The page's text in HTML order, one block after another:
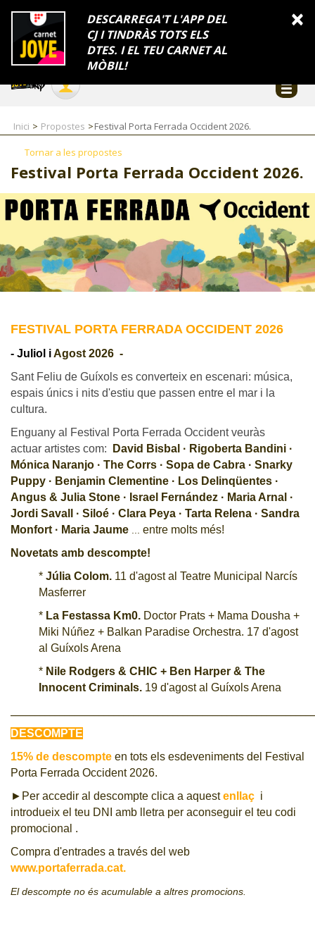
×
DESCARREGA'T L'APP DEL
CJ I TINDRÀS TOTS ELS
DTES. I EL TEU CARNET AL
MÒBIL!
Català
Temes
Serveis Generalitat Catalunya Seu electrònica
FES-TE EL CJ
COL·LABORADORS
CONTACTE
CJ ADOLESCENTS
CJ EMANCIPACIÓ
CJ SALUT
CJ LOCAL
T'INTERESSA #SOMJOVES
Inici Propostes Festival Porta Ferrada Occident 2026.
Tornar a les propostes
Festival Porta Ferrada Occident 2026.
FESTIVAL PORTA FERRADA OCCIDENT 2026
- Juliol iAgost 2026 -
Sant Feliu de Guíxols es converteix en escenari: música,
espais únics i nits d'estiu que passen entre el mar i la
cultura.
Enguany al Festival Porta Ferrada Occident veuràs
actuar artistes com:
David Bisbal · Rigoberta Bandini ·
Mónica Naranjo · The Corrs · Sopa de Cabra · Snarky
Puppy · Benjamin Clementine · Los Delinqüentes ·
Angus & Julia Stone · Israel Fernández · Maria Arnal ·
Jordi Savall · Siloé · Clara Peya · Tarta Relena · Sandra
Monfort · Maria Jaume
entre molts més!
Novetats amb descompte!
* Júlia Colom. 11 d'agost al Teatre Municipal Narcís
Masferrer
* La Festassa Km0. Doctor Prats + Mama Dousha +
Miki Núñez + Balkan Paradise Orchestra. 17 d'agost
al Guíxols Arena
* Nile Rodgers & CHIC + Ben Harper & The
Innocent Criminals. 19 d'agost al Guíxols Arena
DESCOMPTE
15% de descompte en tots els esdeveniments del Festival
Porta Ferrada Occident 2026.
►Per accedir al descompte clica a aquest enllaç i
introdueix el teu DNI amb lletra per aconseguir el teu codi
promocional .
Compra d'entrades a través del web
www.portaferrada.cat.
El descompte no és acumulable a altres promocions.